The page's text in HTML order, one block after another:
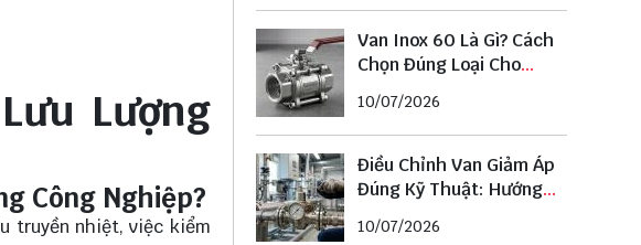
Lượng
Công Nghiệp?
truyền nhiệt, việc kiểm
Van Inox 60 Là Gì? Cách
Chọn Đúng Loại Cho
Đường Ống Phi 60
10/07/2026
Điều Chỉnh Van Giảm Áp
Đúng Kỹ Thuật: Hướng
Dẫn Chi Tiết Từ A–Z
10/07/2026